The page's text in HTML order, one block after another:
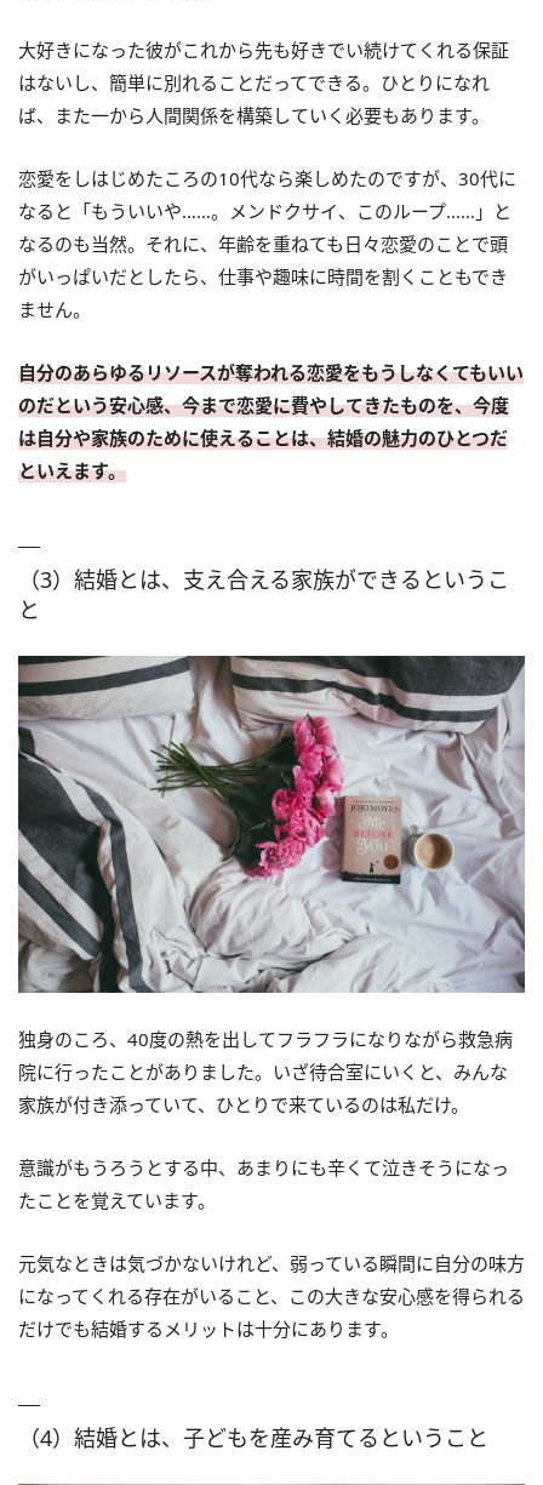
大好きになった彼がこれから先も好きでい続けてくれる保証
はないし、簡単に別れることだってできる。ひとりになれ
ば、また一から人間関係を構築していく必要もあります。
恋愛をしはじめたころの10代なら楽しめたのですが、30代に
なると「もういいや……。メンドクサイ、このループ……」と
なるのも当然。それに、年齢を重ねても日々恋愛のことで頭
がいっぱいだとしたら、仕事や趣味に時間を割くこともでき
ません。
自分のあらゆるリソースが奪われる恋愛をもうしなくてもいい
のだという安心感、今まで恋愛に費やしてきたものを、今度
は自分や家族のために使えることは、結婚の魅力のひとつだ
といえます。
（3）結婚とは、支え合える家族ができるというこ
と
独身のころ、40度の熱を出してフラフラになりながら救急病
院に行ったことがありました。いざ待合室にいくと、みんな
家族が付き添っていて、ひとりで来ているのは私だけ。
意識がもうろうとする中、あまりにも辛くて泣きそうになっ
たことを覚えています。
元気なときは気づかないけれど、弱っている瞬間に自分の味方
になってくれる存在がいること、この大きな安心感を得られる
だけでも結婚するメリットは十分にあります。
（4）結婚とは、子どもを産み育てるということ